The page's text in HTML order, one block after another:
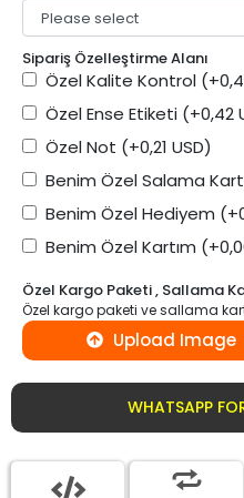
Sipariş Özelleştirme Alanı
Özel Kalite Kontrol
Özel Ense Etiketi (+0,42
Özel Not (+0,21 USD)
Benim Özel Salama
Benim Özel Hediyem
Benim Özel Kartım
Özel Kargo Paketi , Sallama
Özel kargo paketi ve sallama
Upload Image
WHATSAPP